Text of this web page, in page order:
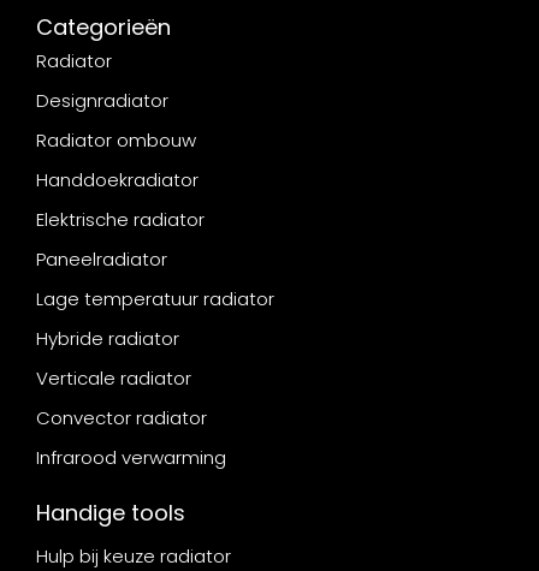
Categorieën
Radiator
Designradiator
Radiator ombouw
Handdoekradiator
Elektrische radiator
Paneelradiator
Lage temperatuur radiator
Hybride radiator
Verticale radiator
Convector radiator
Infrarood verwarming
Handige tools
Hulp bij keuze radiator